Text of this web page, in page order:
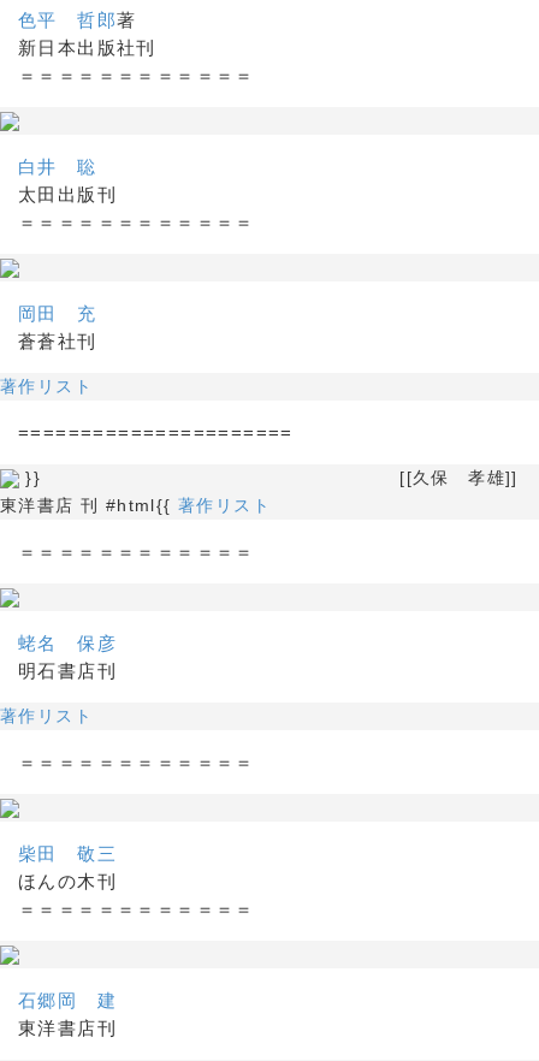
色平 哲郎著
新日本出版社刊
＝＝＝＝＝＝＝＝＝＝＝＝
白井 聡
太田出版刊
＝＝＝＝＝＝＝＝＝＝＝＝
岡田 充
蒼蒼社刊
著作リスト
======================
}} [[久保 孝雄]]
東洋書店 刊 #html{{ 著作リスト
＝＝＝＝＝＝＝＝＝＝＝＝
蛯名 保彦
明石書店刊
著作リスト
＝＝＝＝＝＝＝＝＝＝＝＝
柴田 敬三
ほんの木刊
＝＝＝＝＝＝＝＝＝＝＝＝
石郷岡 建
東洋書店刊